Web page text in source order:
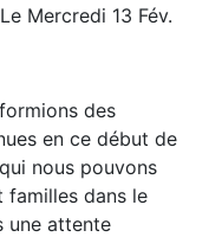
Mercredi 13 Fév.
des
en ce début de
nous pouvons
familles dans le
une attente